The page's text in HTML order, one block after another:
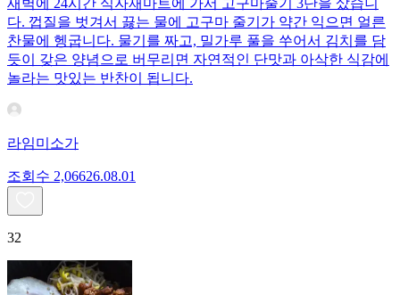
다. 껍질을 벗겨서 끓는 물에 고구마 줄기가 약간 익으면 얼른
찬물에 헹굽니다. 물기를 짜고, 밀가루 풀을 쑤어서 김치를 담
듯이 갖은 양념으로 버무리면 자연적인 단맛과 아삭한 식감에
놀라는 맛있는 반찬이 됩니다.
라임미소가
조회수 2,06626.08.01
32